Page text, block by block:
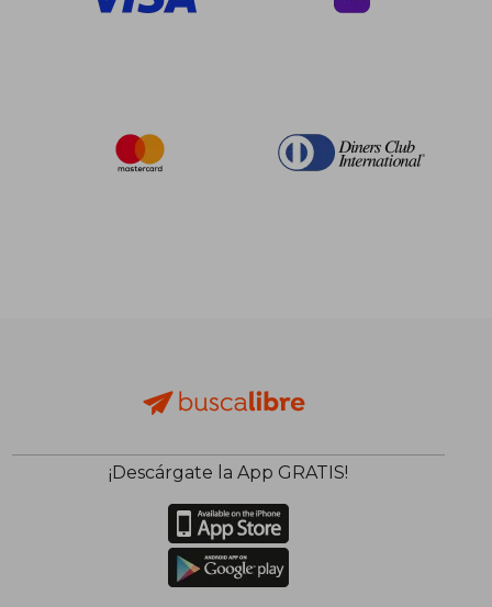
45% $ 552.91
$ 304.10
45%
dcto.
¡Descárgate la App GRATIS!